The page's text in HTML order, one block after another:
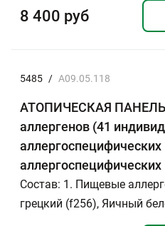
8 400 руб
5485 / A09.05.118
АТОПИЧЕСКАЯ ПАНЕЛЬ,
аллергенов (41
аллергоспецифических
аллергоспецифических
Состав: 1. Пищевые
грецкий (f256), Яичный